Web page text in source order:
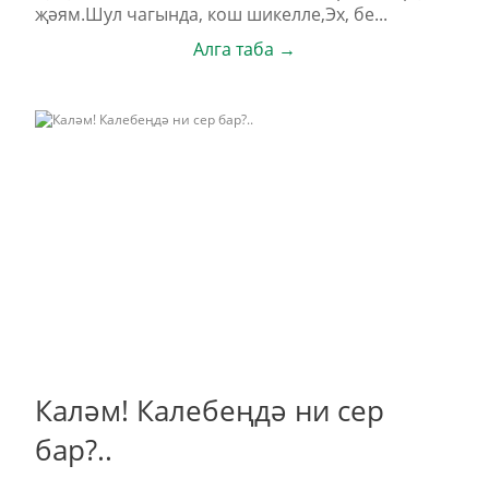
җәям.Шул чагында, кош шикелле,Эх, бе...
Алга таба →
Каләм! Калебеңдә ни сер
бар?..